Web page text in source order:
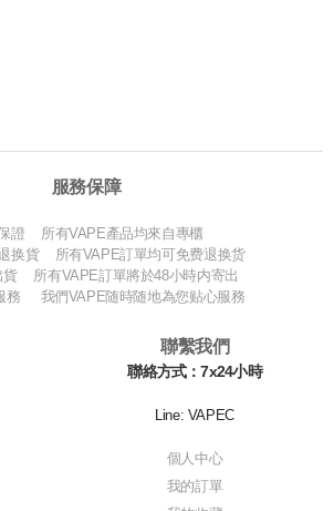
服務保障
證 所有VAPE產品均來自專櫃
换貨 所有VAPE訂單均可免费退换货
貨 所有VAPE訂單將於48小時内寄出
務 我們VAPE随時随地為您贴心服務
聯繫我們
聯絡方式：7x24小時
Line: VAPEC
個人中心
我的訂單